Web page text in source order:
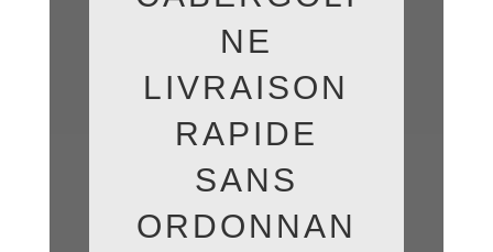
NE
LIVRAISON
RAPIDE
SANS
ORDONNAN